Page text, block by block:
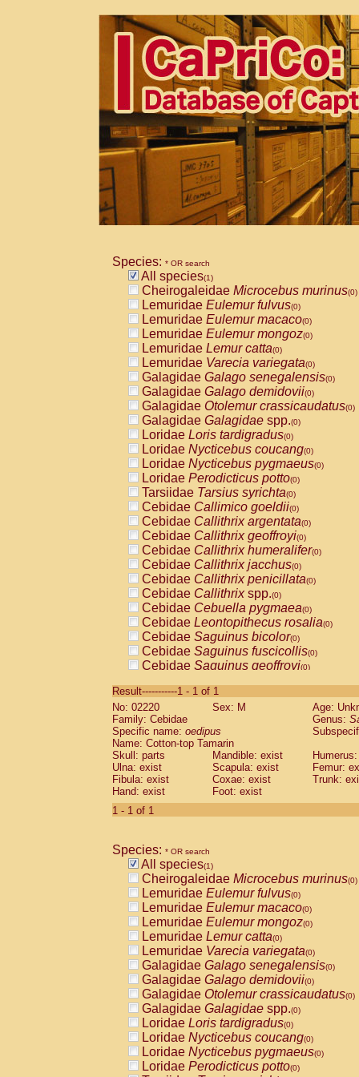
Species: * OR search
All species(1)
Cheirogaleidae Microcebus murinus(0)
Lemuridae Eulemur fulvus(0)
Lemuridae Eulemur macaco(0)
Lemuridae Eulemur mongoz(0)
Lemuridae Lemur catta(0)
Lemuridae Varecia variegata(0)
Galagidae Galago senegalensis(0)
Galagidae Galago demidovii(0)
Galagidae Otolemur crassicaudatus(0)
Galagidae Galagidae spp.(0)
Loridae Loris tardigradus(0)
Loridae Nycticebus coucang(0)
Loridae Nycticebus pygmaeus(0)
Loridae Perodicticus potto(0)
Tarsiidae Tarsius syrichta(0)
Cebidae Callimico goeldii(0)
Cebidae Callithrix argentata(0)
Cebidae Callithrix geoffroyi(0)
Cebidae Callithrix humeralifer(0)
Cebidae Callithrix jacchus(0)
Cebidae Callithrix penicillata(0)
Cebidae Callithrixspp.(0)
Cebidae Cebuella pygmaea(0)
Cebidae Leontopithecus rosalia(0)
Cebidae Saguinus bicolor(0)
Cebidae Saguinus fuscicollis(0)
Cebidae Saguinus geoffroyi(0)
CebidaeSaguinus labiatus(0)
Cebidae Saguinus leucopus (0)
Cebidae
CebidaeSaguinus mystax
Cebidae Saguinus nigricollis (0)
Cebidae Saguinus oedipus
Cebidae Saguinus weddelli
Cebidae Saguinusspp.
Cebidae
CebidaeCebus capucinus
CebidaeCebus nigrivittatus
CebidaeCebus spp.(0)
CebidaeSaimiri boliviensis(0)
CebidaeSaimiri sciureus(0)
AtelidaeAlouatta caraya(0)
AtelidaeAlouatta fusca(0)
AtelidaeAlouatta seniculus(0)
AtelidaeAlouattaspp.(0)
AtelidaeAteles belzebuth(0)
AtelidaeAteles geoffroyi(0)
AtelidaeAteles paniscus(0)
AtelidaeAtelesspp.(0)
AtelidaeLagothrix lagothricha(0)
AtelidaeLagothrix lagothricha cana
PitheciidaeCacajao calvus
Result-----------1 - 1 of 1
No: 02220
Sex: M
Age:
Family: Cebidae
Genus:
Specific name: oedipus
Name: Cotton-top Tamarin
Skull: parts
Mandible: exist
Ulna: exist
Scapula: exist
Femur:
Fibula: exist
Coxae: exist
Trunk:
Hand: exist
Foot: exist
1 - 1 of 1
Species: * OR search
All species(1)
Cheirogaleidae Microcebus murinus(0)
Lemuridae Eulemur fulvus(0)
Lemuridae Eulemur macaco(0)
Lemuridae Eulemur mongoz(0)
Lemuridae Lemur catta(0)
Lemuridae Varecia variegata(0)
Galagidae Galago senegalensis(0)
Galagidae Galago demidovii(0)
Galagidae Otolemur crassicaudatus(0)
Galagidae Galagidae spp.(0)
Loridae Loris tardigradus(0)
Loridae Nycticebus coucang(0)
Loridae Nycticebus pygmaeus(0)
Loridae Perodicticus potto(0)